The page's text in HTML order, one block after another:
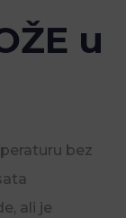
u
bez
ali je